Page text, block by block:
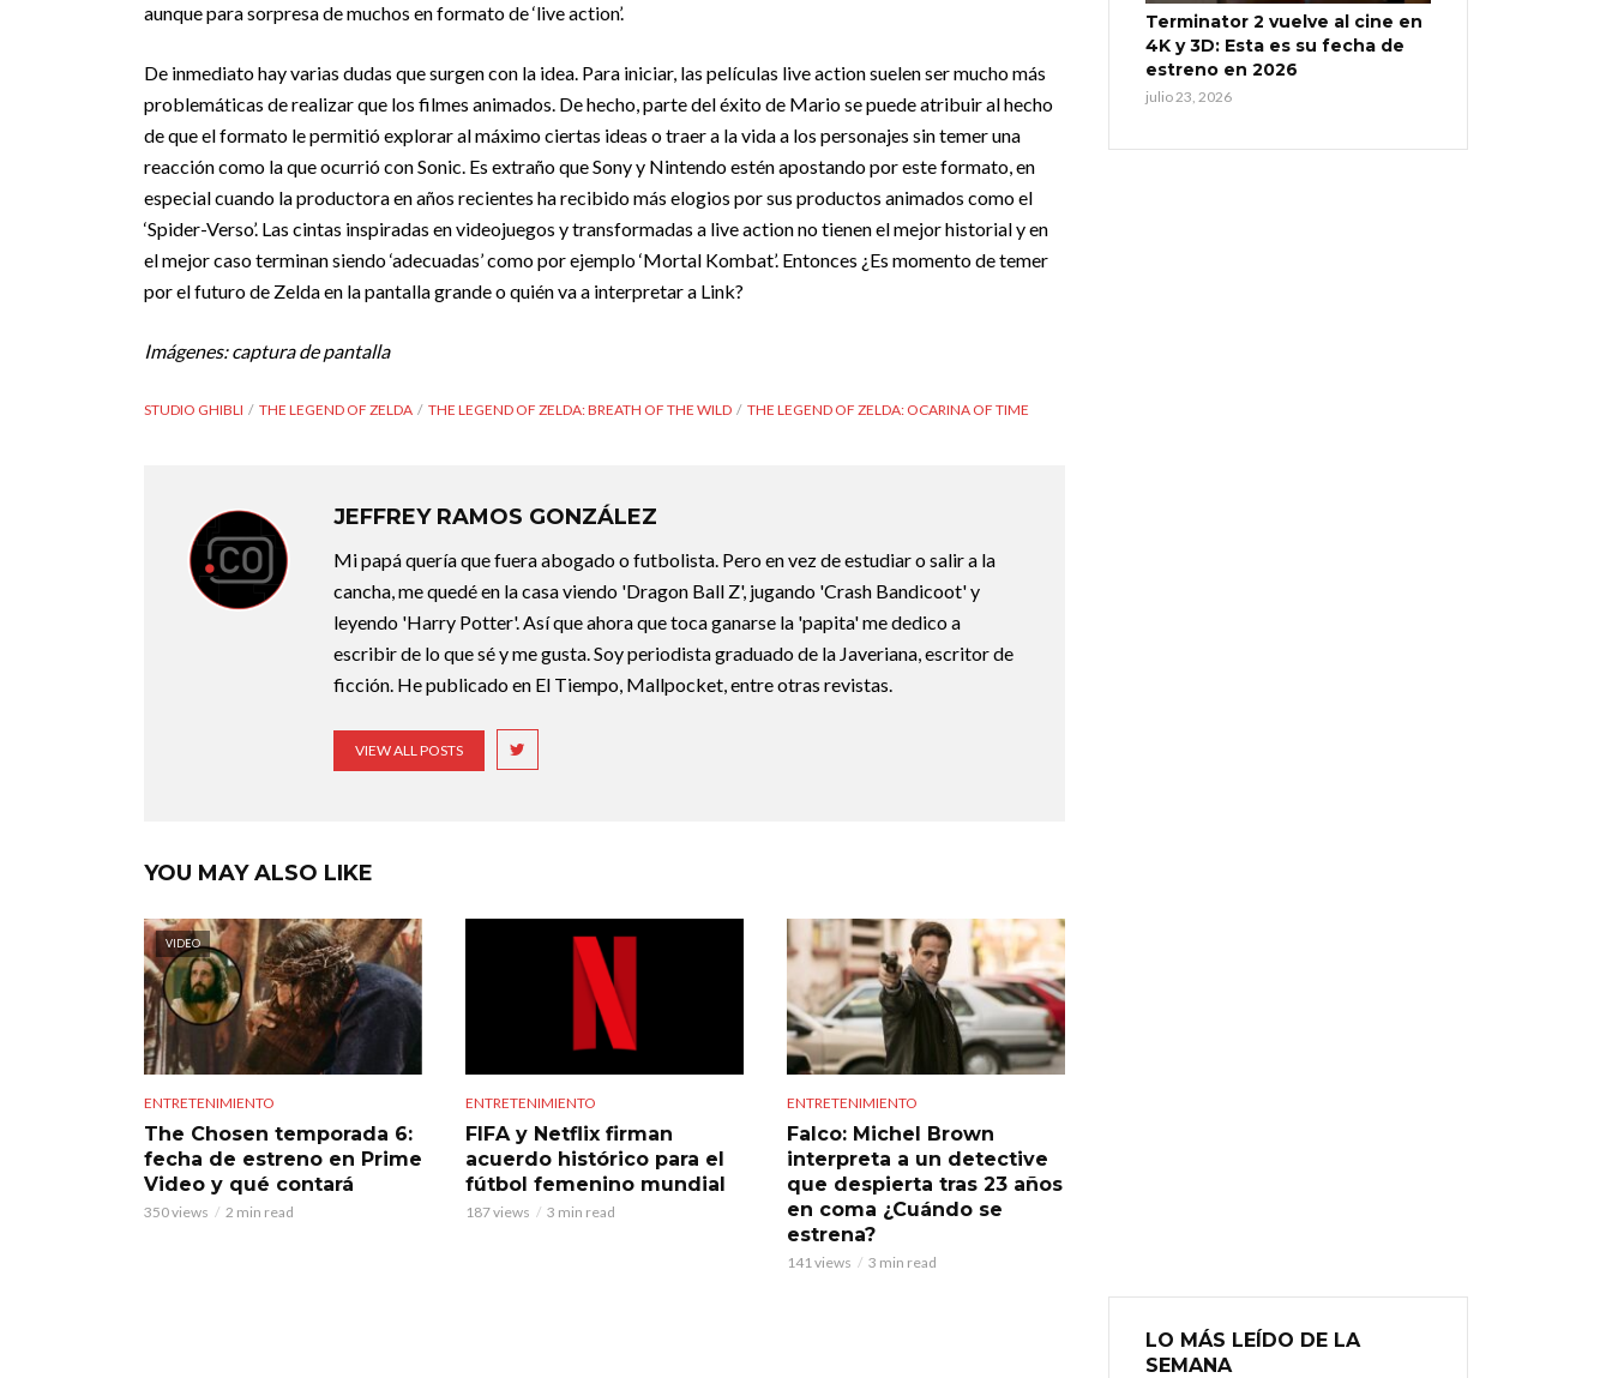
aunque para sorpresa de muchos en formato de ‘live action’.
De inmediato hay varias dudas que surgen con la idea. Para iniciar, las películas live action suelen ser mucho más
problemáticas de realizar que los filmes animados. De hecho, parte del éxito de Mario se puede atribuir al hecho
de que el formato le permitió explorar al máximo ciertas ideas o traer a la vida a los personajes sin temer una
reacción como la que ocurrió con Sonic. Es extraño que Sony y Nintendo estén apostando por este formato, en
especial cuando la productora en años recientes ha recibido más elogios por sus productos animados como el
‘Spider-Verso’. Las cintas inspiradas en videojuegos y transformadas a live action no tienen el mejor historial y en
el mejor caso terminan siendo ‘adecuadas’ como por ejemplo ‘Mortal Kombat’. Entonces ¿Es momento de temer
por el futuro de Zelda en la pantalla grande o quién va a interpretar a Link?
Imágenes: captura de pantalla
STUDIO GHIBLI THE LEGEND OF ZELDA THE LEGEND OF ZELDA: BREATH OF THE WILD THE LEGEND OF ZELDA: OCARINA OF TIME
JEFFREY RAMOS GONZÁLEZ
Mi papá quería que fuera abogado o futbolista. Pero en vez de estudiar o salir a la
cancha, me quedé en la casa viendo 'Dragon Ball Z', jugando 'Crash Bandicoot' y
leyendo 'Harry Potter'. Así que ahora que toca ganarse la 'papita' me dedico a
escribir de lo que sé y me gusta. Soy periodista graduado de la Javeriana, escritor de
ficción. He publicado en El Tiempo, Mallpocket, entre otras revistas.
VIEW ALL POSTS
YOU MAY ALSO LIKE
VIDEO
ENTRETENIMIENTO
The Chosen temporada 6:
fecha de estreno en Prime
Video y qué contará
350 views 2 min read
ENTRETENIMIENTO
FIFA y Netflix firman
acuerdo histórico para el
fútbol femenino mundial
187 views 3 min read
ENTRETENIMIENTO
Falco: Michel Brown
interpreta a un detective
que despierta tras 23 años
en coma ¿Cuándo se
estrena?
141 views 3 min read
Terminator 2 vuelve al cine en
4K y 3D: Esta es su fecha de
estreno en 2026
julio 23, 2026
LO MÁS LEÍDO DE LA
SEMANA